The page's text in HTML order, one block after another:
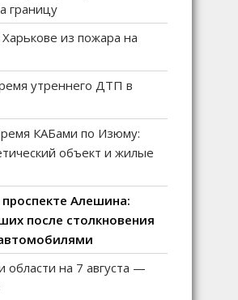
границу
из пожара на
утреннего ДТП в
КАБами по Изюму:
объект и жилые
Алешина:
после столкновения
области на 7 августа —